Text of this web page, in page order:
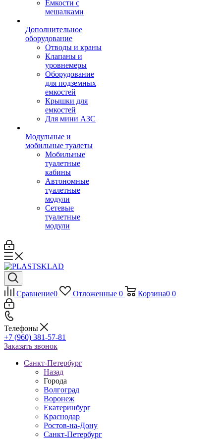
Емкости с
мешалками
Дополнительное
оборудование
Отводы и краны
Клапаны и
уровнемеры
Оборудование
для подземных
емкостей
Крышки для
емкостей
Для мини АЗС
Модульные и
мобильные туалеты
Мобильные
туалетные
кабины
Автономные
туалетные
модули
Сетевые
туалетные
модули
Сравнение0 Отложенные 0 Корзина0 0
Телефоны
+7 (960) 381-57-81
Заказать звонок
Санкт-Петербург
Назад
Города
Волгоград
Воронеж
Екатеринбург
Краснодар
Ростов-на-Дону
Санкт-Петербург